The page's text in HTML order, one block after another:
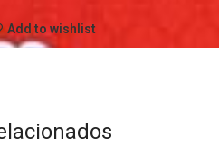
Add to wishlist